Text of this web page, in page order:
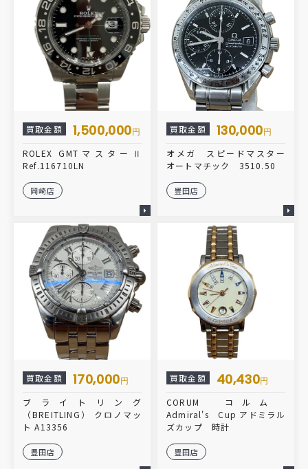
買取金額 1,500,000円
ROLEX GMTマスターⅡ
Ref.116710LN
岡崎店
買取金額 130,000円
オメガ スピードマスター
オートマチック 3510.50
豊田店
買取金額 170,000円
ブライトリング
（BREITLING） クロノマッ
ト A13356
豊田店
買取金額 40,430円
CORUM コルム
Admiral's Cup アドミラル
ズカップ 時計
豊田店